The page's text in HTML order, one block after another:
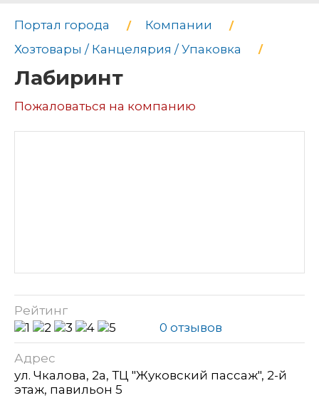
Портал города
Компании
Хозтовары / Канцелярия / Упаковка
Лабиринт
Пожаловаться на компанию
Рейтинг
0 отзывов
Адрес
ул. Чкалова, 2а, ТЦ "Жуковский пассаж", 2-й
этаж, павильон 5